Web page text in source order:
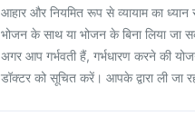
आहार और नियमित रूप से व्यायाम का ध्यान
भोजन के साथ या भोजन के बिना लिया जा
अगर आप गर्भवती हैं, गर्भधारण करने की
डॉक्टर को सूचित करें। आपके द्वारा ली जा